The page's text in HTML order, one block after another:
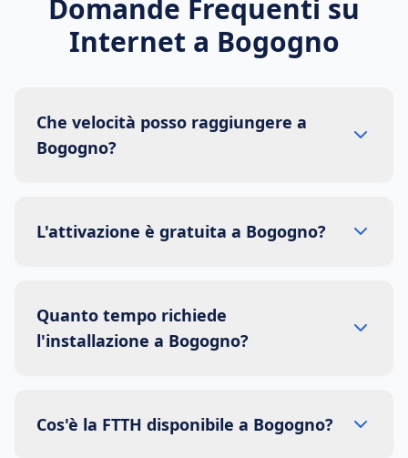
Domande Frequenti su
Internet a Bogogno
Che velocità posso raggiungere a
Bogogno?
L'attivazione è gratuita a Bogogno?
Quanto tempo richiede
l'installazione a Bogogno?
Cos'è la FTTH disponibile a Bogogno?